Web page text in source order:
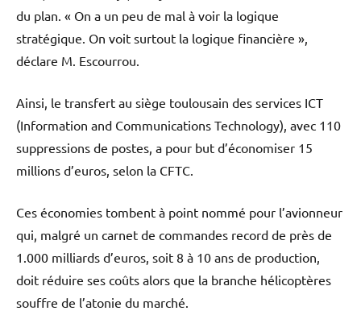
du plan. « On a un peu de mal à voir la logique
stratégique. On voit surtout la logique financière »,
déclare M. Escourrou.
Ainsi, le transfert au siège toulousain des services ICT
(Information and Communications Technology), avec 110
suppressions de postes, a pour but d’économiser 15
millions d’euros, selon la CFTC.
Ces économies tombent à point nommé pour l’avionneur
qui, malgré un carnet de commandes record de près de
1.000 milliards d’euros, soit 8 à 10 ans de production,
doit réduire ses coûts alors que la branche hélicoptères
souffre de l’atonie du marché.